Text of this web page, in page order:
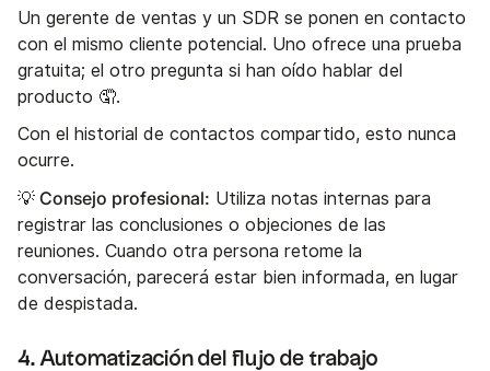
Un gerente de ventas y un SDR se ponen en contacto
con el mismo cliente potencial. Uno ofrece una prueba
gratuita; el otro pregunta si han oído hablar del
producto 🤦.
Con el historial de contactos compartido, esto nunca
ocurre.
💡 Consejo profesional: Utiliza notas internas para
registrar las conclusiones o objeciones de las
reuniones. Cuando otra persona retome la
conversación, parecerá estar bien informada, en lugar
de despistada.
4. Automatización del flujo de trabajo